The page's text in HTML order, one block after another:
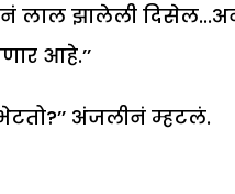
लाल झालेली
आहे.’’
अंजलीनं म्हटलं.